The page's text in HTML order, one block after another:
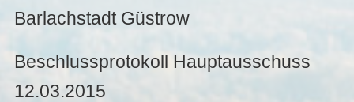
Barlachstadt Güstrow
Beschlussprotokoll Hauptausschuss
12.03.2015